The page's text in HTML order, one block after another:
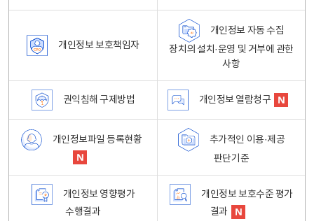
개인정보 보호책임자
개인정보 자동 수집
장치의 설치·운영 및 거부에 관한
사항
권익침해 구제방법 개인정보 열람청구
개인정보파일 등록현황
추가적인 이용·제공
판단기준
개인정보 영향평가
수행결과
개인정보 보호수준 평가
결과